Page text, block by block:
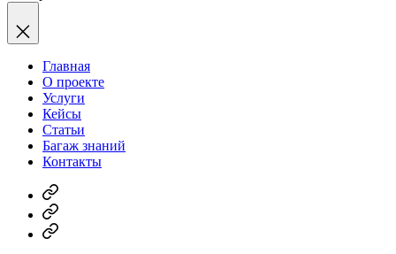
Главная
О проекте
Услуги
Кейсы
Статьи
Багаж знаний
Контакты
MAX
Telegram
Dzen